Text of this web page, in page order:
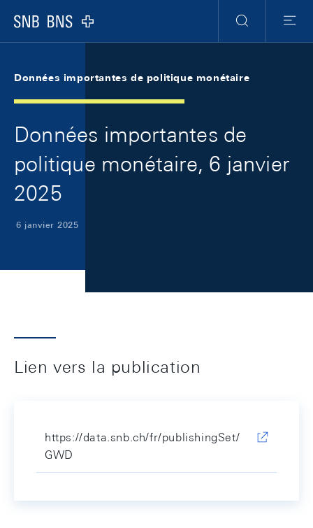
Logo
RechercheMenu
Données importantes de politique monétaire
Données importantes de
politique monétaire, 6 janvier
2025
6 janvier 2025
Lien vers la publication
https://data.snb.ch/fr/publishingSet/
GWD